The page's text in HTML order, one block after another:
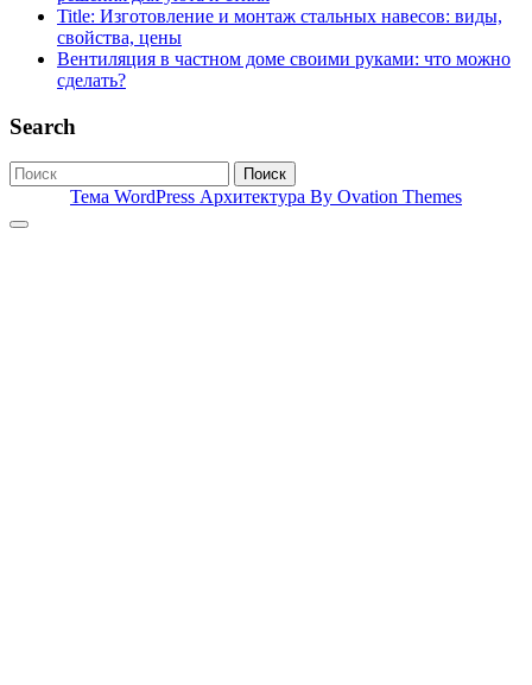
Title: Изготовление и монтаж стальных навесов: виды,
свойства, цены
Вентиляция в частном доме своими руками: что можно
сделать?
Search
Поиск
Тема WordPress Архитектура By Ovation Themes